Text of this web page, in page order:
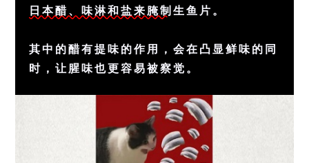
日本醋、味淋和盐来腌制生鱼片。
其中的醋有提味的作用，会在凸显鲜味的同
时，让腥味也更容易被察觉。